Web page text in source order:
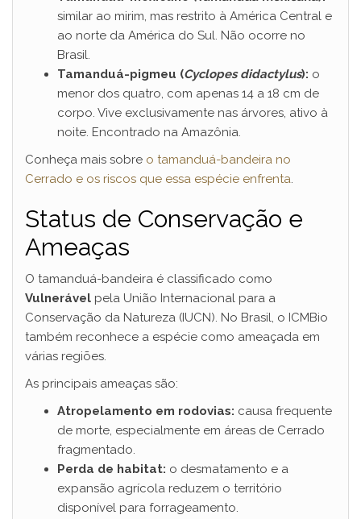
similar ao mirim, mas restrito à América Central e
ao norte da América do Sul. Não ocorre no
Brasil.
Tamanduá-pigmeu (Cyclopes didactylus): o
menor dos quatro, com apenas 14 a 18 cm de
corpo. Vive exclusivamente nas árvores, ativo à
noite. Encontrado na Amazônia.
Conheça mais sobre o tamanduá-bandeira no
Cerrado e os riscos que essa espécie enfrenta.
Status de Conservação e
Ameaças
O tamanduá-bandeira é classificado como
Vulnerável pela União Internacional para a
Conservação da Natureza (IUCN). No Brasil, o ICMBio
também reconhece a espécie como ameaçada em
várias regiões.
As principais ameaças são:
Atropelamento em rodovias: causa frequente
de morte, especialmente em áreas de Cerrado
fragmentado.
Perda de habitat: o desmatamento e a
expansão agrícola reduzem o território
disponível para forrageamento.